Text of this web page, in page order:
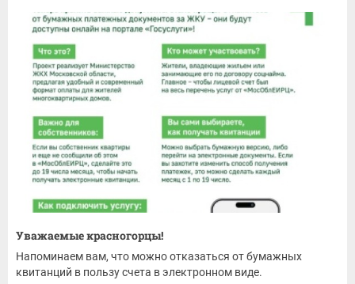
Уважаемые красногорцы!
Напоминаем вам, что можно отказаться от бумажных
квитанций в пользу счета в электронном виде.